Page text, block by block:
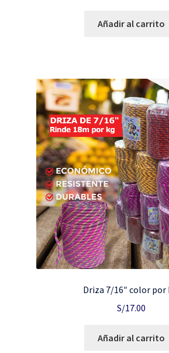
Añadir al carrito
Driza 7/16″ color por
S/17.00
Añadir al carrito